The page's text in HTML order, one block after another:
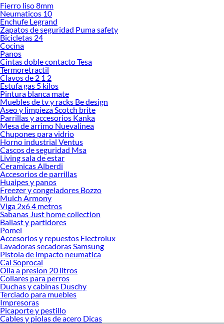
Fierro liso 8mm
Neumaticos 10
Enchufe Legrand
Zapatos de seguridad Puma safety
Bicicletas 24
Cocina
Panos
Cintas doble contacto Tesa
Termoretractil
Clavos de 2 1 2
Estufa gas 5 kilos
Pintura blanca mate
Muebles de tv y racks Be design
Aseo y limpieza Scotch brite
Parrillas y accesorios Kanka
Mesa de arrimo Nuevalinea
Chupones para vidrio
Horno industrial Ventus
Cascos de seguridad Msa
Living sala de estar
Ceramicas Alberdi
Accesorios de parrillas
Huaipes y panos
Freezer y congeladores Bozzo
Mulch Armony
Viga 2x6 4 metros
Sabanas Just home collection
Ballast y partidores
Pomel
Accesorios y repuestos Electrolux
Lavadoras secadoras Samsung
Pistola de impacto neumatica
Cal Soprocal
Olla a presion 20 litros
Collares para perros
Duchas y cabinas Duschy
Terciado para muebles
Impresoras
Picaporte y pestillo
Cables y piolas de acero Dicas